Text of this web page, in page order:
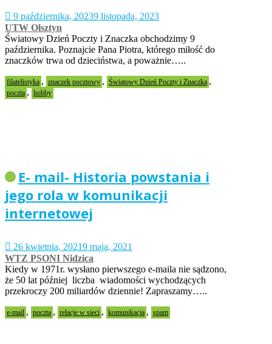
9 października, 20239 listopada, 2023
UTW Olsztyn
Światowy Dzień Poczty i Znaczka obchodzimy 9
października. Poznajcie Pana Piotra, którego miłość do
znaczków trwa od dzieciństwa, a poważnie…..
filatelistyka , znaczek pocztowy , Światowy Dzień Poczty i Znaczka ,
poczta , hobby
E- mail- Historia powstania i
jego rola w komunikacji
internetowej
26 kwietnia, 20219 maja, 2021
WTZ PSONI Nidzica
Kiedy w 1971r. wysłano pierwszego e-maila nie sądzono,
że 50 lat później liczba wiadomości wychodzących
przekroczy 200 miliardów dziennie! Zapraszamy…..
e-mail , poczta , relacje w sieci , komunikacja , spam